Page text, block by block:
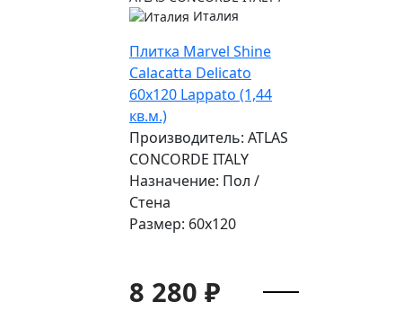
Италия
Плитка Marvel Shine
Calacatta Delicato
60x120 Lappato (1,44
кв.м.)
Производитель: ATLAS
CONCORDE ITALY
Назначение: Пол /
Стена
Размер: 60x120
8 280 ₽